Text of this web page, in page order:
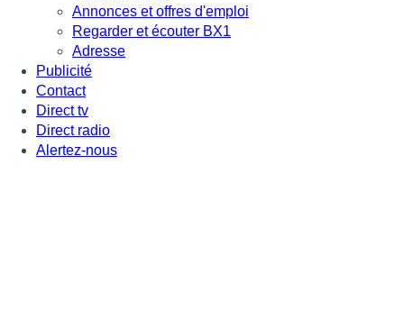
Annonces et offres d'emploi
Regarder et écouter BX1
Adresse
Publicité
Contact
Direct tv
Direct radio
Alertez-nous